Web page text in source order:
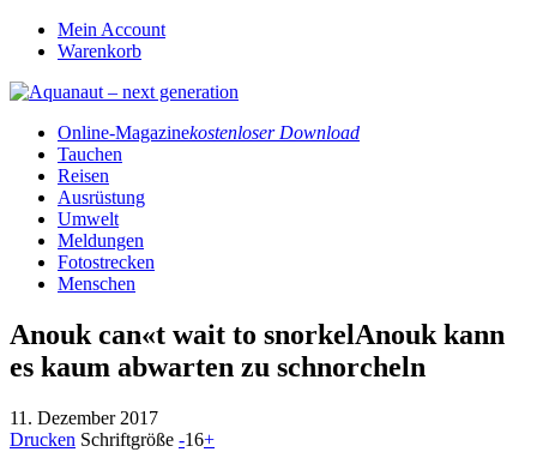
Mein Account
Warenkorb
Online-Magazinekostenloser Download
Tauchen
Reisen
Ausrüstung
Umwelt
Meldungen
Fotostrecken
Menschen
Anouk can«t wait to snorkelAnouk kann
es kaum abwarten zu schnorcheln
11. Dezember 2017
Drucken Schriftgröße -16+